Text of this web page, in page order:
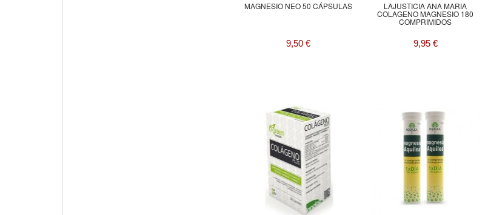
MAGNESIO NEO 50 CÁPSULAS
9,50 €
LAJUSTICIA ANA MARIA
COLAGENO MAGNESIO 180
COMPRIMIDOS
9,95 €